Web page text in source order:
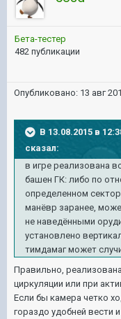
Бета-тестер
482 публикации
Опубликовано: 13 авг
В 13.08.2015 в
сказал:
в игре реализована
башен ГК: либо по
определенном
манёвр заранее,
не наведёнными
установлено
тимдамаг может
Правильно,
циркуляции или при
Если бы камера четко
гораздо удобней вести